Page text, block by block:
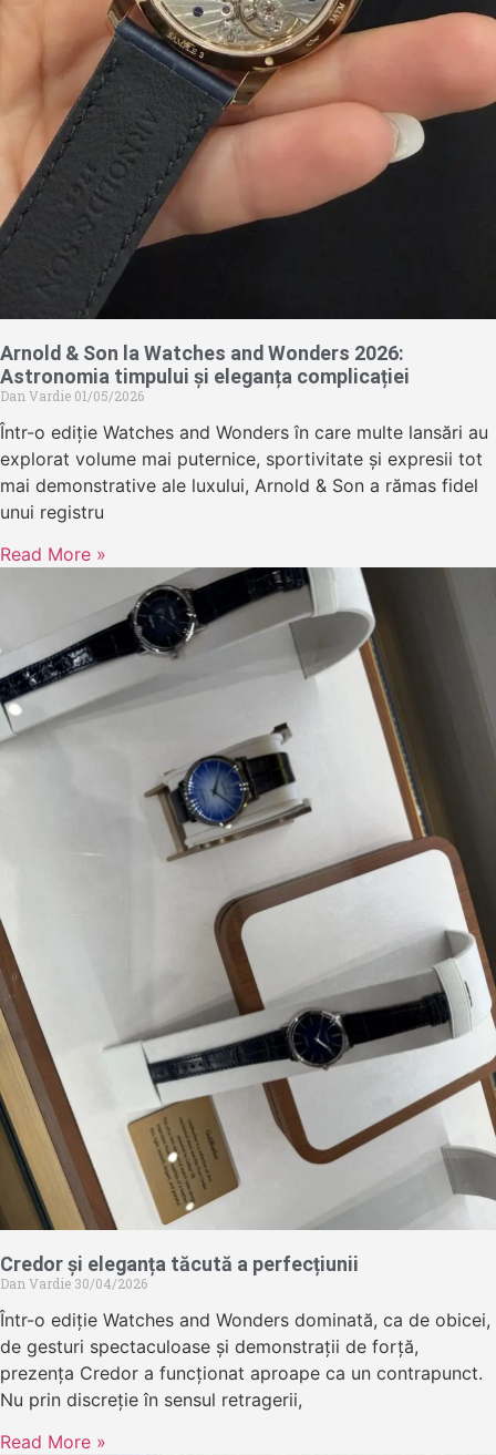
Arnold & Son la Watches and Wonders 2026:
Astronomia timpului și eleganța complicației
Dan Vardie 01/05/2026
Într-o ediție Watches and Wonders în care multe lansări au
explorat volume mai puternice, sportivitate și expresii tot
mai demonstrative ale luxului, Arnold & Son a rămas fidel
unui registru
Read More »
Credor și eleganța tăcută a perfecțiunii
Dan Vardie 30/04/2026
Într-o ediție Watches and Wonders dominată, ca de obicei,
de gesturi spectaculoase și demonstrații de forță,
prezența Credor a funcționat aproape ca un contrapunct.
Nu prin discreție în sensul retragerii,
Read More »